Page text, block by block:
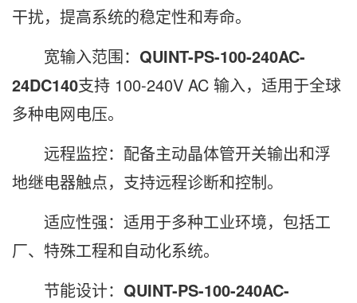
干扰，提高系统的稳定性和寿命。
宽输入范围： QUINT-PS-100-240AC-
24DC140支持 100-240V AC 输入，适用于全球
多种电网电压。
远程监控：配备主动晶体管开关输出和浮
地继电器触点，支持远程诊断和控制。
适应性强：适用于多种工业环境，包括工
厂、特殊工程和自动化系统。
节能设计： QUINT-PS-100-240AC-